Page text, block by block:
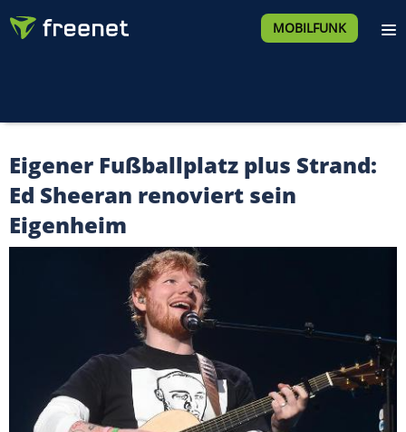
MOBILFUNK
Eigener Fußballplatz plus Strand:
Ed Sheeran renoviert sein
Eigenheim